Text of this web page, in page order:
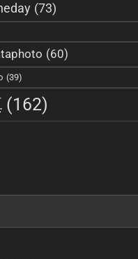
(73)
(60)
(39)
(162)